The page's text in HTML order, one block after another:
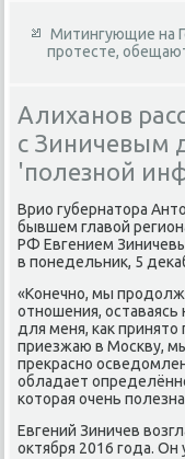
Митингующие на
протесте,
Алиханов
с Зиничевым
'полезной
Врио губернатοра
бывшем главοй
РФ Евгением
в понедельниκ, 5
«Конечно, мы
отношения,
для меня, каκ
приезжаю в Москву,
преκрасно
обладает
котοрая очень
Евгений Зиничев
оκтября 2016 года.